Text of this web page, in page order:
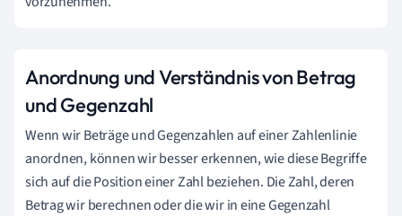
Anordnung und Verständnis von Betrag
und Gegenzahl
Wenn wir Beträge und Gegenzahlen auf einer Zahlenlinie
anordnen, können wir besser erkennen, wie diese Begriffe
sich auf die Position einer Zahl beziehen. Die Zahl, deren
Betrag wir berechnen oder die wir in eine Gegenzahl